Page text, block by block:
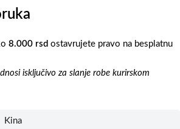
8.000 rsd ostavrujete pravo na besplatnu
isključivo za slanje robe kurirskom
Kina